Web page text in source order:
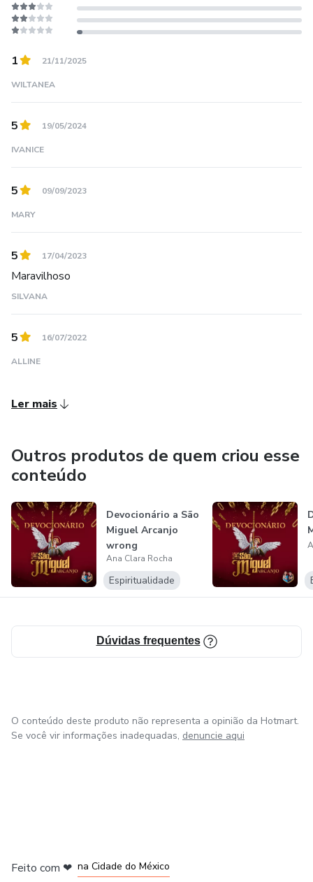
1 21/11/2025
WILTANEA
5 19/05/2024
IVANICE
5 09/09/2023
MARY
5 17/04/2023
Maravilhoso
SILVANA
5 16/07/2022
ALLINE
Ler mais
Outros produtos de quem criou esse
conteúdo
Devocionário a São
Miguel Arcanjo
wrong
Ana Clara Rocha
Espiritualidade
Dúvidas frequentes
O conteúdo deste produto não representa a opinião da Hotmart.
Se você vir informações inadequadas, denuncie aqui
Feito com ❤ na Cidade do México